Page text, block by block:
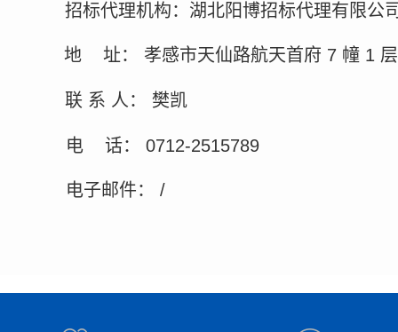
招标代理机构：湖北阳博招标代理有限公
地 址： 孝感市天仙路航天首府 7 幢 1 层
联 系 人： 樊凯
电 话： 0712-2515789
电子邮件： /